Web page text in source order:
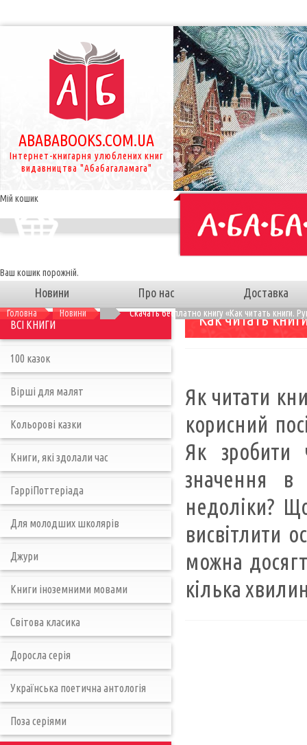
ABABABOOKS.COM.UA
Інтернет-книгарня улюблених книг
видавництва "Абабагаламага"
Мій кошик
Ваш кошик порожній.
Новини Про нас Доставка
Головна Новини Скачать бесплатно книгу «Как читать книги.
Как читать
Як читати
корисний
Як зробити
значення в
недоліки?
висвітлити
можна
кілька
ВСІ КНИГИ
100 казок
Вірші для малят
Кольорові казки
Книги, які здолали час
ГарріПоттеріада
Для молодших школярів
Джури
Книги іноземними мовами
Світова класика
Доросла серія
Українська поетична антологія
Поза серіями